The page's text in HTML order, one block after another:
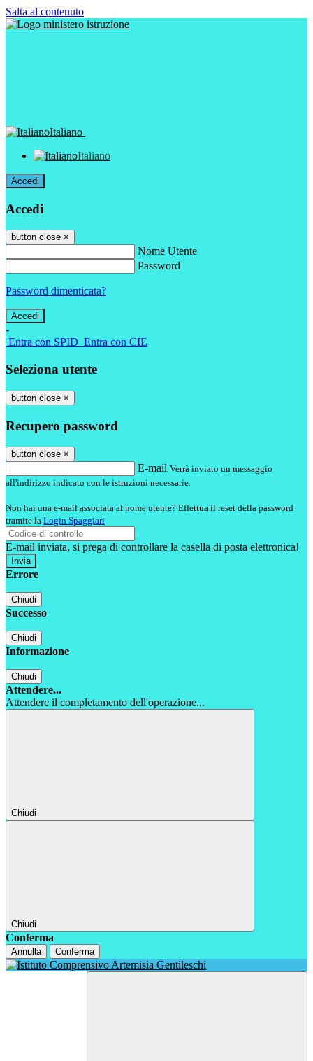
Salta al contenuto
Italiano
Italiano
Accedi
Accedi
button close ×
Nome Utente
Password
Password dimenticata?
-
Entra con SPID Entra con CIE
Seleziona utente
button close ×
Recupero password
button close ×
E-mail Verrà inviato un messaggio
all'indirizzo indicato con le istruzioni necessarie.
Non hai una e-mail associata al nome utente? Effettua il reset della password
tramite la Login Spaggiari
E-mail inviata, si prega di controllare la casella di posta elettronica!
Errore
Chiudi
Successo
Chiudi
Informazione
Chiudi
Attendere...
Attendere il completamento dell'operazione...
Chiudi
Chiudi
Conferma
Annulla Conferma